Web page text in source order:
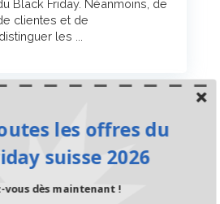
Black Friday. Néanmoins, de
clientes et de
les ...
les offres du
suisse 2026
vous dès maintenant !